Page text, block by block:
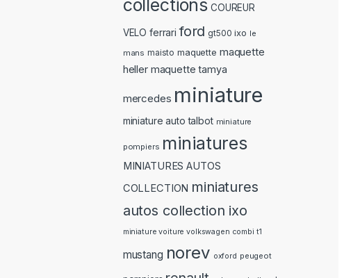
collections COUREUR
VELO ferrari ford gt500 ixo le
mans maisto maquette maquette
heller maquette tamya
mercedes miniature
miniature auto talbot miniature
pompiers miniatures
MINIATURES AUTOS
COLLECTION miniatures
autos collection ixo
miniature voiture volkswagen combi t1
mustang norev oxford peugeot